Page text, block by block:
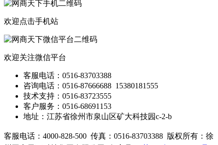
欢迎点击手机站
欢迎关注微信平台
客服电话：0516-83703388
咨询电话 ：0516-87666688 15380181555
技术支持：0516-83723555
客户服务：0516-68691153
地址：江苏省徐州市泉山区矿大科技园c-2-b
客服电话：4000-828-500 传真：0516-83703388 版权所有：徐